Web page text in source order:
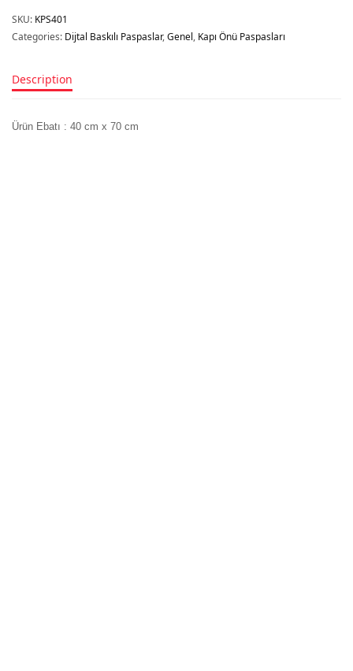
SKU: KPS401
Categories: Dijtal Baskılı Paspaslar,Genel, Kapı Önü Paspasları
Description
Ürün Ebatı : 40 cm x 70 cm